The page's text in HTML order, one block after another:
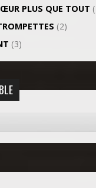
PLUS QUE TOUT
(2)
(3)